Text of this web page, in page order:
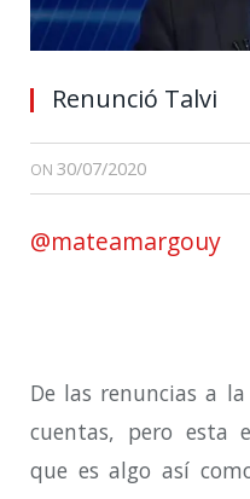
Renunció Talvi
ON 30/07/2020
@mateamargouy
De las renuncias a
cuentas, pero esta
que es algo así